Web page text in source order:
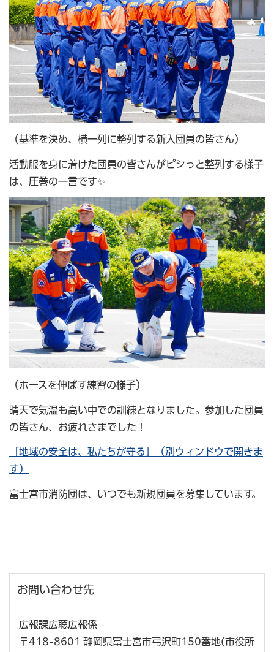
（基準を決め、横一列に整列する新入団員の皆さん）
活動服を身に着けた団員の皆さんがピシっと整列する様子
は、圧巻の一言です✨
（ホースを伸ばす練習の様子）
晴天で気温も高い中での訓練となりました。参加した団員
の皆さん、お疲れさまでした！
「地域の安全は、私たちが守る」（別ウィンドウで開きま
す）
富士宮市消防団は、いつでも新規団員を募集しています。
お問い合わせ先
広報課広聴広報係
〒418-8601 静岡県富士宮市弓沢町150番地(市役所